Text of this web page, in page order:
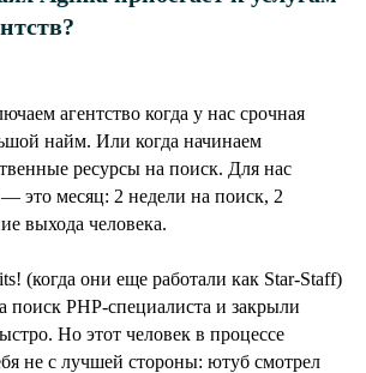
агентство когда у нас срочная
найм. Или когда начинаем
ресурсы на поиск. Для нас
— это месяц: 2 недели на поиск, 2
выхода человека.
(когда они еще работали как Star-Staff)
PHP-специалиста и закрыли
Но этот человек в процессе
не с лучшей стороны: ютуб смотрел